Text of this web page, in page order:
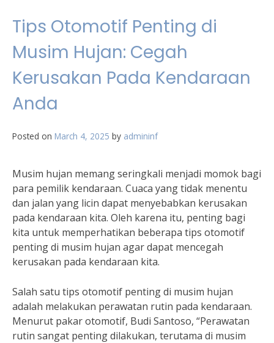
Tips Otomotif Penting di
Musim Hujan: Cegah
Kerusakan Pada Kendaraan
Anda
Posted on March 4, 2025 by admininf
Musim hujan memang seringkali menjadi momok bagi
para pemilik kendaraan. Cuaca yang tidak menentu
dan jalan yang licin dapat menyebabkan kerusakan
pada kendaraan kita. Oleh karena itu, penting bagi
kita untuk memperhatikan beberapa tips otomotif
penting di musim hujan agar dapat mencegah
kerusakan pada kendaraan kita.
Salah satu tips otomotif penting di musim hujan
adalah melakukan perawatan rutin pada kendaraan.
Menurut pakar otomotif, Budi Santoso, “Perawatan
rutin sangat penting dilakukan, terutama di musim